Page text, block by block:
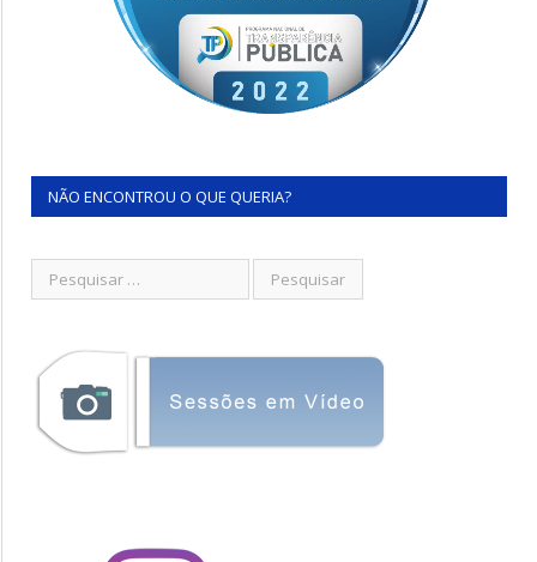
NÃO ENCONTROU O QUE QUERIA?